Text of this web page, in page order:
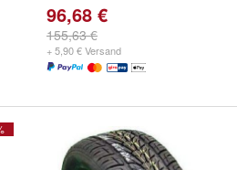
96,68 €
155,63 €
+ 5,90 € Versand